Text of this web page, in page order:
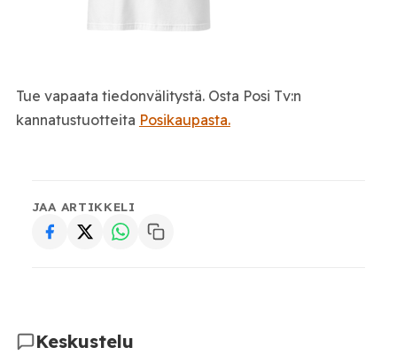
Tue vapaata tiedonvälitystä. Osta Posi Tv:n
kannatustuotteita Posikaupasta.
JAA ARTIKKELI
Keskustelu